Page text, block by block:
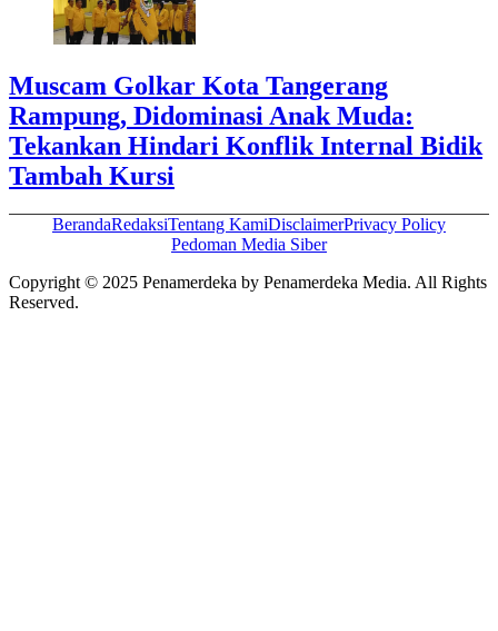
Muscam Golkar Kota Tangerang
Rampung, Didominasi Anak Muda:
Tekankan Hindari Konflik Internal Bidik
Tambah Kursi
BerandaRedaksiTentang KamiDisclaimerPrivacy Policy
Pedoman Media Siber
Copyright © 2025 Penamerdeka by Penamerdeka Media. All Rights
Reserved.